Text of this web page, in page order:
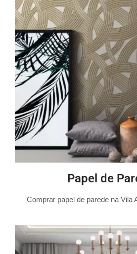
Papel de
Comprar papel de parede na Vila